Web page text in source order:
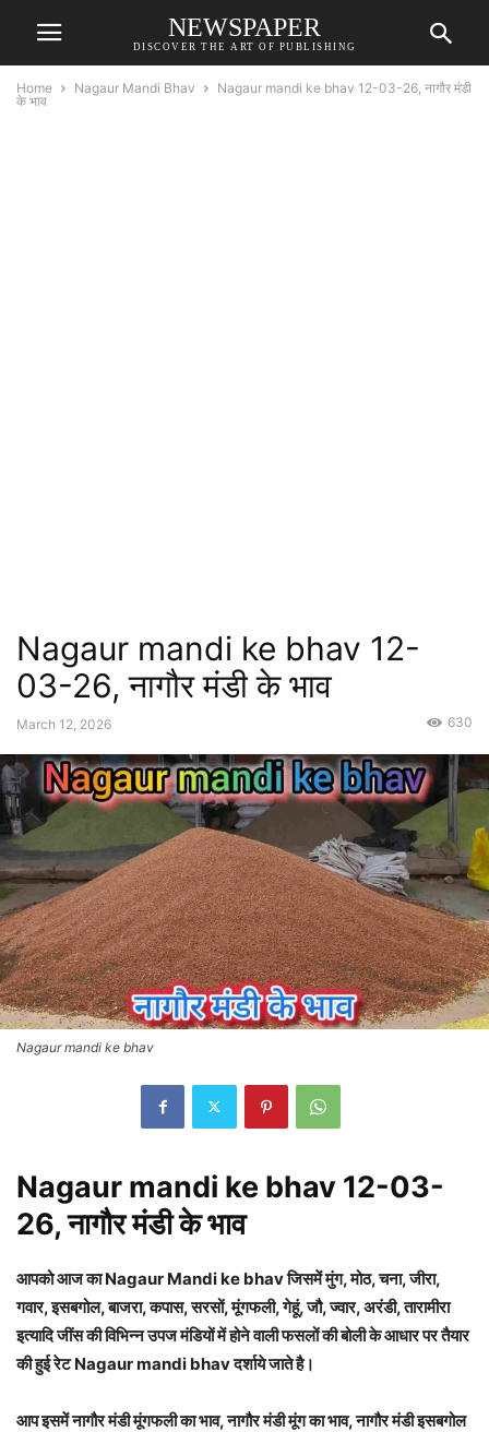
NEWSPAPER
DISCOVER THE ART OF PUBLISHING
Home Nagaur Mandi Bhav
Nagaur mandi ke bhav 12-03-26, नागौर मंडी
के भाव
Nagaur mandi ke bhav 12-
03-26, नागौर मंडी के भाव
March 12, 2026 630
Nagaur mandi ke bhav
Nagaur mandi ke bhav 12-03-
26, नागौर मंडी के भाव
आपको आज का Nagaur Mandi ke bhav जिसमें मुंग, मोठ, चना, जीरा,
गवार, इसबगोल, बाजरा, कपास, सरसों, मूंगफली, गेहूं, जौ, ज्वार, अरंडी, तारामीरा
इत्यादि जींस की विभिन्न उपज मंडियों में होने वाली फसलों की बोली के आधार पर तैयार
की हुई रेट Nagaurmandi bhav दर्शाये जाते है।
आप इसमें नागौर मंडी मूंगफली का भाव, नागौर मंडी मूंग का भाव, नागौर मंडी इसबगोल